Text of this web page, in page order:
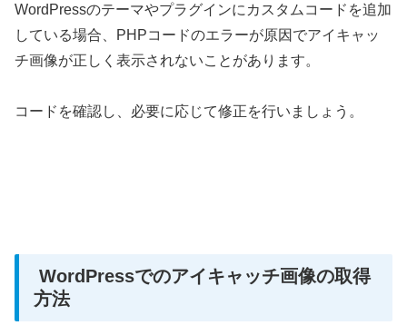
WordPressのテーマやプラグインにカスタムコードを追加
している場合、PHPコードのエラーが原因でアイキャッ
チ画像が正しく表示されないことがあります。
コードを確認し、必要に応じて修正を行いましょう。
WordPressでのアイキャッチ画像の取得
方法